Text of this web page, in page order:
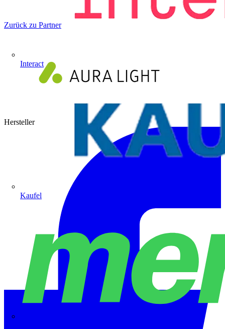
Interact
Kaufel
Zurück zu Partner
Hersteller